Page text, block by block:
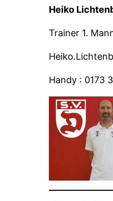
Heiko
Trainer 1.
Handy : 0173